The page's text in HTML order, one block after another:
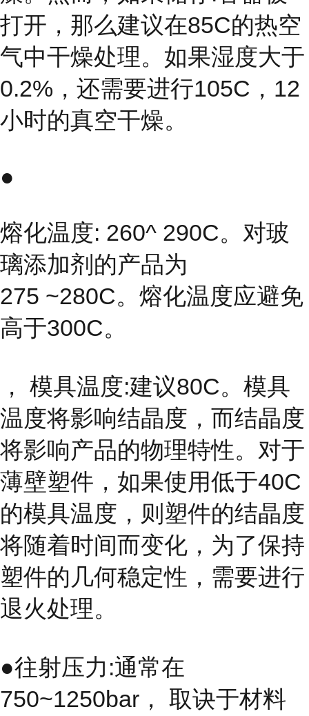
打开，那么建议在85C的热空
气中干燥处理。如果湿度大于
0.2%，还需要进行105C，12
小时的真空干燥。
●
熔化温度: 260^ 290C。对玻
璃添加剂的产品为
275 ~280C。熔化温度应避免
高于300C。
， 模具温度:建议80C。模具
温度将影响结晶度，而结晶度
将影响产品的物理特性。对于
薄壁塑件，如果使用低于40C
的模具温度，则塑件的结晶度
将随着时间而变化，为了保持
塑件的几何稳定性，需要进行
退火处理。
●往射压力:通常在
750~1250bar， 取诀于材料